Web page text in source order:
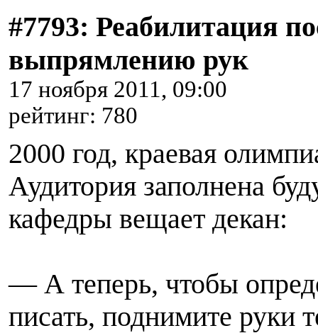
#7793: Реабилитация
выпрямлению рук
17 ноября 2011, 09:00
рейтинг: 780
2000 год, краевая
Аудитория заполнена
кафедры вещает декан:
— А теперь, чтобы
писать, поднимите руки